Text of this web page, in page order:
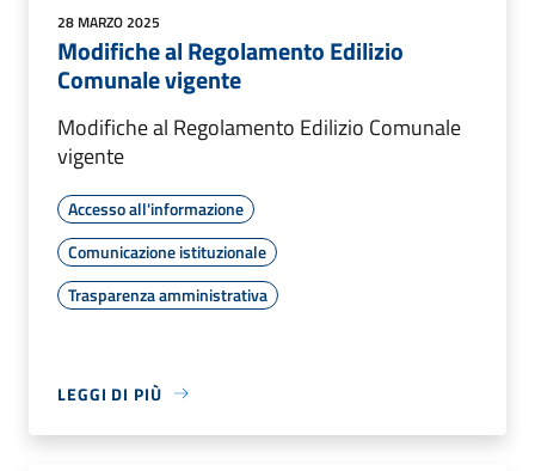
28 MARZO 2025
Modifiche al Regolamento Edilizio
Comunale vigente
Modifiche al Regolamento Edilizio Comunale
vigente
Accesso all'informazione
Comunicazione istituzionale
Trasparenza amministrativa
LEGGI DI PIÙ